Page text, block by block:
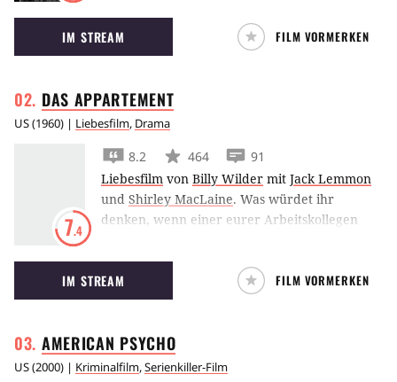
der erste erfolgreiche – mit einem Bruce
Willis, dem so einfach nichts anhaben kann.
IM STREAM FILM VORMERKEN
DAS APPARTEMENT
US(1960) | Liebesfilm, Drama
7.4
8.2 464
91
Liebesfilm von Billy Wilder mit Jack Lemmon
und Shirley MacLaine. Was würdet ihr
denken, wenn einer eurer Arbeitskollegen
Wohnung überlässt, damit dieser sich zum
privaten Stelldichein mit einer Geliebten
treffen kann?
IM STREAM FILM VORMERKEN
AMERICAN PSYCHO
US(2000) | Kriminalfilm,Serienkiller-Film